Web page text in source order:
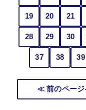
19 20 21
28 29 30
37 38 39
≪ 前のページ